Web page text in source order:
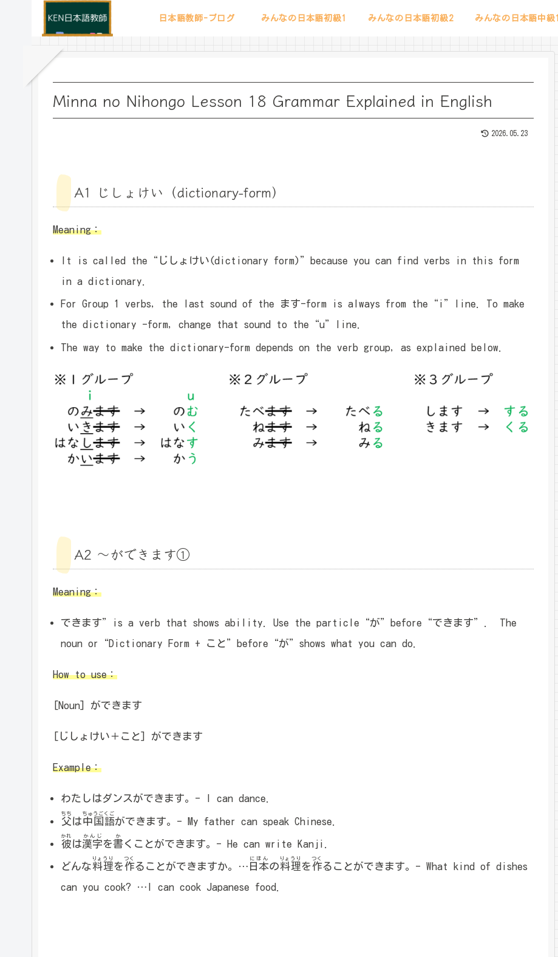
日本語教師-ブログ みんなの日本語初級1 みんなの日本語初級2 みんなの日本語中級1
Minna no Nihongo Lesson 18 Grammar Explained in English
2026.05.23
A1 じしょけい（dictionary-form）
Meaning：
It is called the“じしょけい(dictionary form)”because you can find verbs in this form
in a dictionary.
For Group 1 verbs, the last sound of the ます-form is always from the“i”line. To make
the dictionary -form, change that sound to the“u”line.
The way to make the dictionary-form depends on the verb group, as explained below.
A2 ～ができます①
Meaning：
できます”is a verb that shows ability. Use the particle“が”before“できます”. The
noun or“Dictionary Form + こと”before“が”shows what you can do.
How to use：
[Noun] ができます
[じしょけい＋こと] ができます
Example：
わたしはダンスができます。- I can dance.
父
ちち
は中国語
ちゅうごくご
ができます。- My father can speak Chinese.
彼
かれ
は漢字
かんじ
を書
か
くことができます。- He can write Kanji.
どんな料理
りょうり
を作
つく
ることができますか。… 日本
にほん
の料理
りょうり
を作
つく
ることができます。- What kind of dishes
can you cook? …I can cook Japanese food.